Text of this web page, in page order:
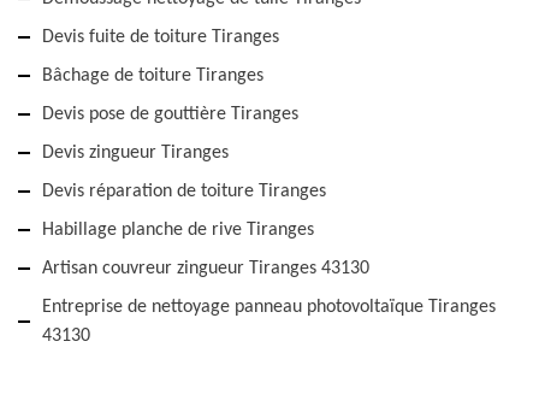
Devis fuite de toiture Tiranges
Bâchage de toiture Tiranges
Devis pose de gouttière Tiranges
Devis zingueur Tiranges
Devis réparation de toiture Tiranges
Habillage planche de rive Tiranges
Artisan couvreur zingueur Tiranges 43130
Entreprise de nettoyage panneau photovoltaïque Tiranges
43130